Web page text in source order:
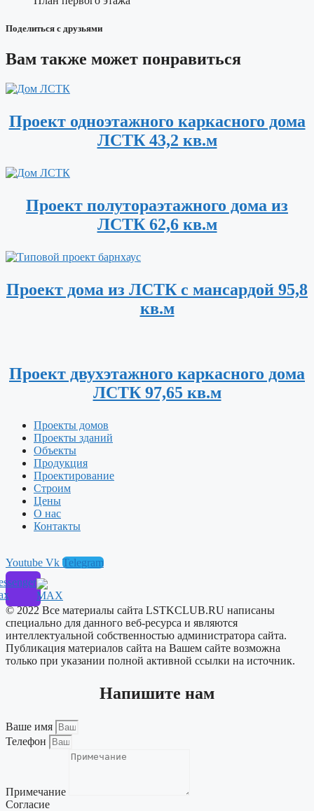
Поделиться с друзьями
Вам также может понравиться
Проект одноэтажного каркасного дома
ЛСТК 43,2 кв.м
Проект полутораэтажного дома из
ЛСТК 62,6 кв.м
Проект дома из ЛСТК с мансардой 95,8
кв.м
Проект двухэтажного каркасного дома
ЛСТК 97,65 кв.м
Проекты домов
Проекты зданий
Объекты
Продукция
Проектирование
Строим
Цены
О нас
Контакты
Youtube Vk Telegram
© 2022 Все материалы сайта LSTKCLUB.RU написаны
специально для данного веб-ресурса и являются
интеллектуальной собственностью администратора сайта.
Публикация материалов сайта на Вашем сайте возможна
только при указании полной активной ссылки на источник.
Напишите нам
Ваше имя
Телефон
Примечание
Согласие